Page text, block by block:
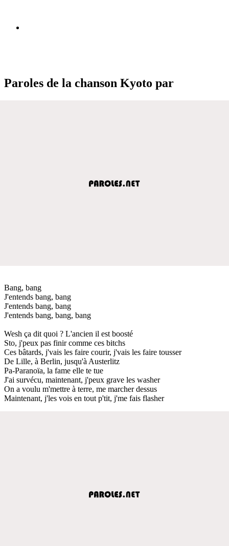
Paroles de la chanson Kyoto par
Bang, bang
J'entends bang, bang
J'entends bang, bang
J'entends bang, bang, bang
Wesh ça dit quoi ? L'ancien il est boosté
Sto, j'peux pas finir comme ces bitchs
Ces bâtards, j'vais les faire courir, j'vais les faire tousser
De Lille, à Berlin, jusqu'à Austerlitz
Pa-Paranoïa, la fame elle te tue
J'ai survécu, maintenant, j'peux grave les washer
On a voulu m'mettre à terre, me marcher dessus
Maintenant, j'les vois en tout p'tit, j'me fais flasher